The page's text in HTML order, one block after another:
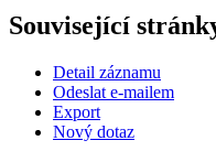
Související
Detail záznamu
Odeslat e-mailem
Export
Nový dotaz